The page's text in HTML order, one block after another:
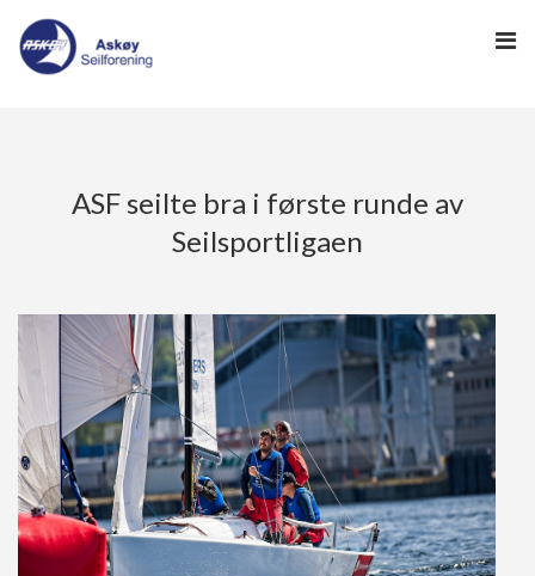
-> HAVNEWEB
SEILING
REGATTA
INFO
ASF seilte bra i første runde av
Seilsportligaen